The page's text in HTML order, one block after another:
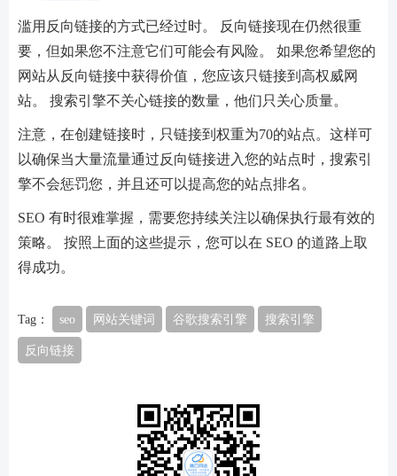
滥用反向链接的方式已经过时。 反向链接现在仍然很重
要，但如果您不注意它们可能会有风险。 如果您希望您的
网站从反向链接中获得价值，您应该只链接到高权威网
站。 搜索引擎不关心链接的数量，他们只关心质量。
注意，在创建链接时，只链接到权重为70的站点。这样可
以确保当大量流量通过反向链接进入您的站点时，搜索引
擎不会惩罚您，并且还可以提高您的站点排名。
SEO 有时很难掌握，需要您持续关注以确保执行最有效的
策略。 按照上面的这些提示，您可以在 SEO 的道路上取
得成功。
Tag： seo 网站关键词 谷歌搜索引擎 搜索引擎
反向链接